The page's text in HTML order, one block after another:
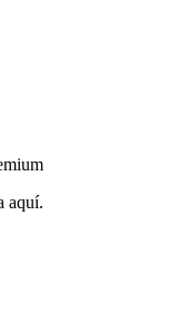
aquí.